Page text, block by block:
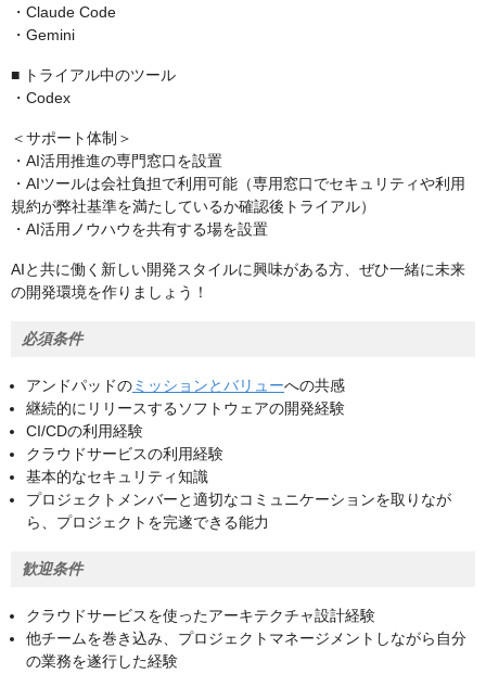
・Claude Code
・Gemini
■ トライアル中のツール
・Codex
＜サポート体制＞
・AI活用推進の専門窓口を設置
・AIツールは会社負担で利用可能（専用窓口でセキュリティや利用
規約が弊社基準を満たしているか確認後トライアル）
・AI活用ノウハウを共有する場を設置
AIと共に働く新しい開発スタイルに興味がある方、ぜひ一緒に未来
の開発環境を作りましょう！
必須条件
アンドパッドのミッションとバリューへの共感
継続的にリリースするソフトウェアの開発経験
CI/CDの利用経験
クラウドサービスの利用経験
基本的なセキュリティ知識
プロジェクトメンバーと適切なコミュニケーションを取りなが
ら、プロジェクトを完遂できる能力
歓迎条件
クラウドサービスを使ったアーキテクチャ設計経験
他チームを巻き込み、プロジェクトマネージメントしながら自分
の業務を遂行した経験